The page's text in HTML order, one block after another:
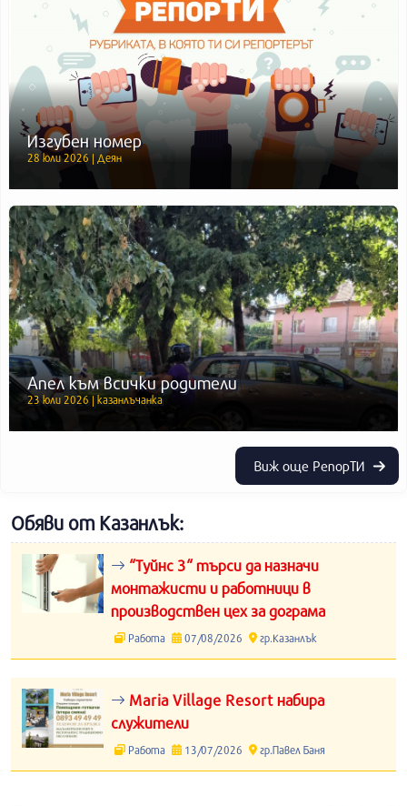
Изгубен номер
28 юли 2026 | Деян
Апел към всички родители
23 юли 2026 | казанлъчанка
Виж още РепорТИ
Обяви от Казанлък:
“Туйнс 3“ търси да назначи
монтажисти и работници в
производствен цех за дограма
Работа 07/08/2026 гр.Казанлък
Maria Village Resort набира
служители
Работа 13/07/2026 гр.Павел Баня